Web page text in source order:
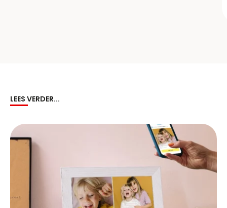
LEES VERDER...